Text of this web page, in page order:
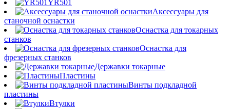
YR501
Аксессуары для
станочной оснастки
Оснастка для токарных
станков
Оснастка для
фрезерных станков
Державки токарные
Пластины
Винты подкладной
пластины
Втулки